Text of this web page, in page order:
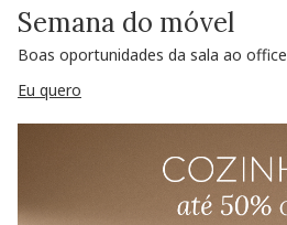
Semana do móvel
Boas oportunidades da sala ao office
Eu quero